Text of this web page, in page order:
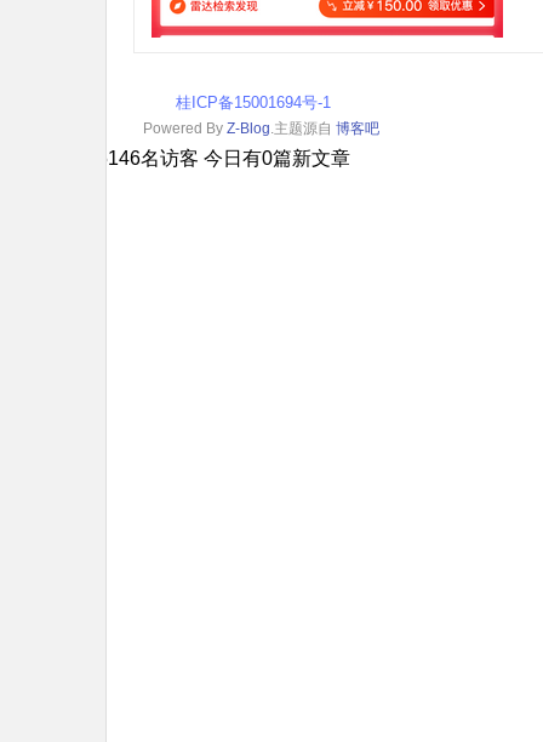
桂ICP备15001694号-1
Powered By Z-Blog .主题源自 博客吧
您是本站第5146名访客 今日有0篇新文章